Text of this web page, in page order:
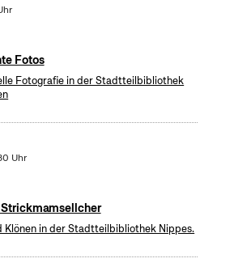
Fotos
Fotografie in der Stadtteilbibliothek
Uhr
Klönen in der Stadtteilbibliothek Nippes.